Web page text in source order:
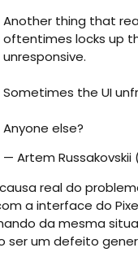
Another thing that
oftentimes locks up
unresponsive.
Sometimes the UI
Anyone else?
— Artem Russakovskii
real do
a interface do
da mesma
ser um defeito